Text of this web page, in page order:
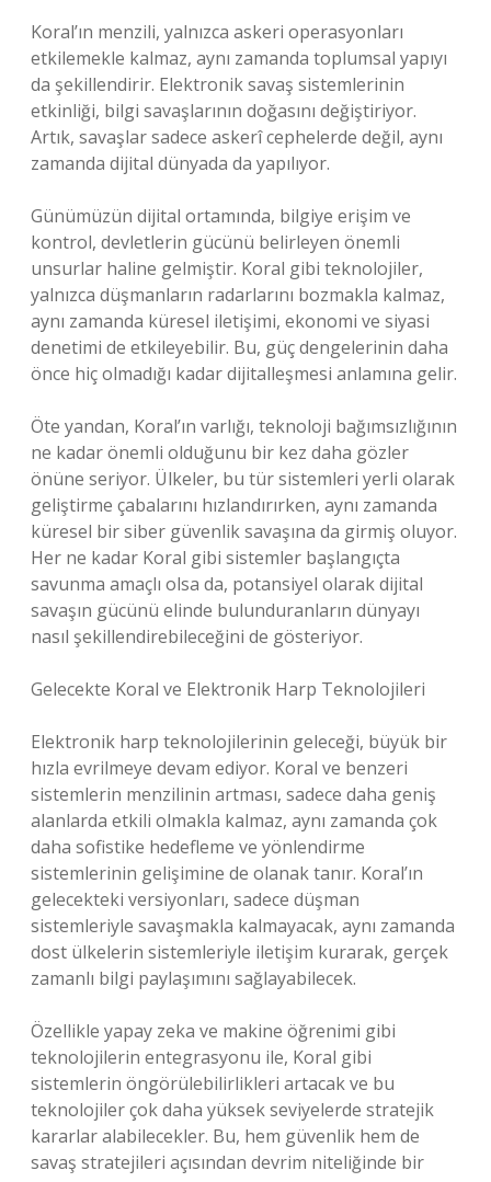
Koral’ın menzili, yalnızca askeri operasyonları
etkilemekle kalmaz, aynı zamanda toplumsal yapıyı
da şekillendirir. Elektronik savaş sistemlerinin
etkinliği, bilgi savaşlarının doğasını değiştiriyor.
Artık, savaşlar sadece askerî cephelerde değil, aynı
zamanda dijital dünyada da yapılıyor.
Günümüzün dijital ortamında, bilgiye erişim ve
kontrol, devletlerin gücünü belirleyen önemli
unsurlar haline gelmiştir. Koral gibi teknolojiler,
yalnızca düşmanların radarlarını bozmakla kalmaz,
aynı zamanda küresel iletişimi, ekonomi ve siyasi
denetimi de etkileyebilir. Bu, güç dengelerinin daha
önce hiç olmadığı kadar dijitalleşmesi anlamına gelir.
Öte yandan, Koral’ın varlığı, teknoloji bağımsızlığının
ne kadar önemli olduğunu bir kez daha gözler
önüne seriyor. Ülkeler, bu tür sistemleri yerli olarak
geliştirme çabalarını hızlandırırken, aynı zamanda
küresel bir siber güvenlik savaşına da girmiş oluyor.
Her ne kadar Koral gibi sistemler başlangıçta
savunma amaçlı olsa da, potansiyel olarak dijital
savaşın gücünü elinde bulunduranların dünyayı
nasıl şekillendirebileceğini de gösteriyor.
Gelecekte Koral ve Elektronik Harp Teknolojileri
Elektronik harp teknolojilerinin geleceği, büyük bir
hızla evrilmeye devam ediyor. Koral ve benzeri
sistemlerin menzilinin artması, sadece daha geniş
alanlarda etkili olmakla kalmaz, aynı zamanda çok
daha sofistike hedefleme ve yönlendirme
sistemlerinin gelişimine de olanak tanır. Koral’ın
gelecekteki versiyonları, sadece düşman
sistemleriyle savaşmakla kalmayacak, aynı zamanda
dost ülkelerin sistemleriyle iletişim kurarak, gerçek
zamanlı bilgi paylaşımını sağlayabilecek.
Özellikle yapay zeka ve makine öğrenimi gibi
teknolojilerin entegrasyonu ile, Koral gibi
sistemlerin öngörülebilirlikleri artacak ve bu
teknolojiler çok daha yüksek seviyelerde stratejik
kararlar alabilecekler. Bu, hem güvenlik hem de
savaş stratejileri açısından devrim niteliğinde bir